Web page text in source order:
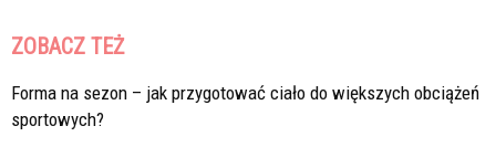
ZOBACZ TEŻ
Forma na sezon – jak przygotować ciało do większych obciążeń
sportowych?